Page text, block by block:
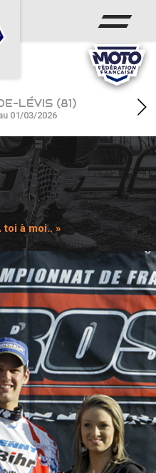
LÉVIS (81)
01/03/2026
à moi.. »